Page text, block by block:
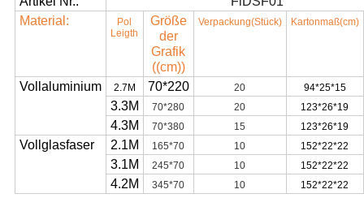
Material:
Pol
Leigth
Größe
der
Grafik
((cm))
Verpackung(Stück) Kartonmaß(cm)
Vollaluminium 2.7M 70*220 20 94*25*15
3.3M 70*280 20 123*26*19
4.3M 70*380 15 123*26*19
Vollglasfaser 2.1M 165*70 10 152*22*22
3.1M 245*70 10 152*22*22
4.2M 345*70 10 152*22*22